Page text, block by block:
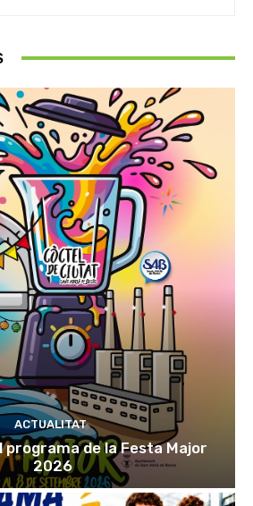
ACTUALITAT
programa de la Festa Major
2026